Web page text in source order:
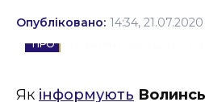
Події
Опубліковано: 14:34, 21.07.2020
Як інформують